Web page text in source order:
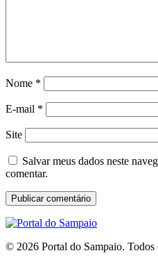
Nome *
E-mail *
Site
Salvar meus dados neste
comentar.
© 2026 Portal do Sampaio. Todos